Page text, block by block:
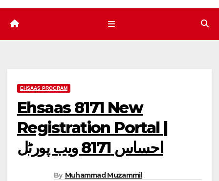
EHSAAS PROGRAM
Ehsaas 8171 New
Registration Portal |
احساس 8171 ویب پورٹل
By Muhammad Muzammil